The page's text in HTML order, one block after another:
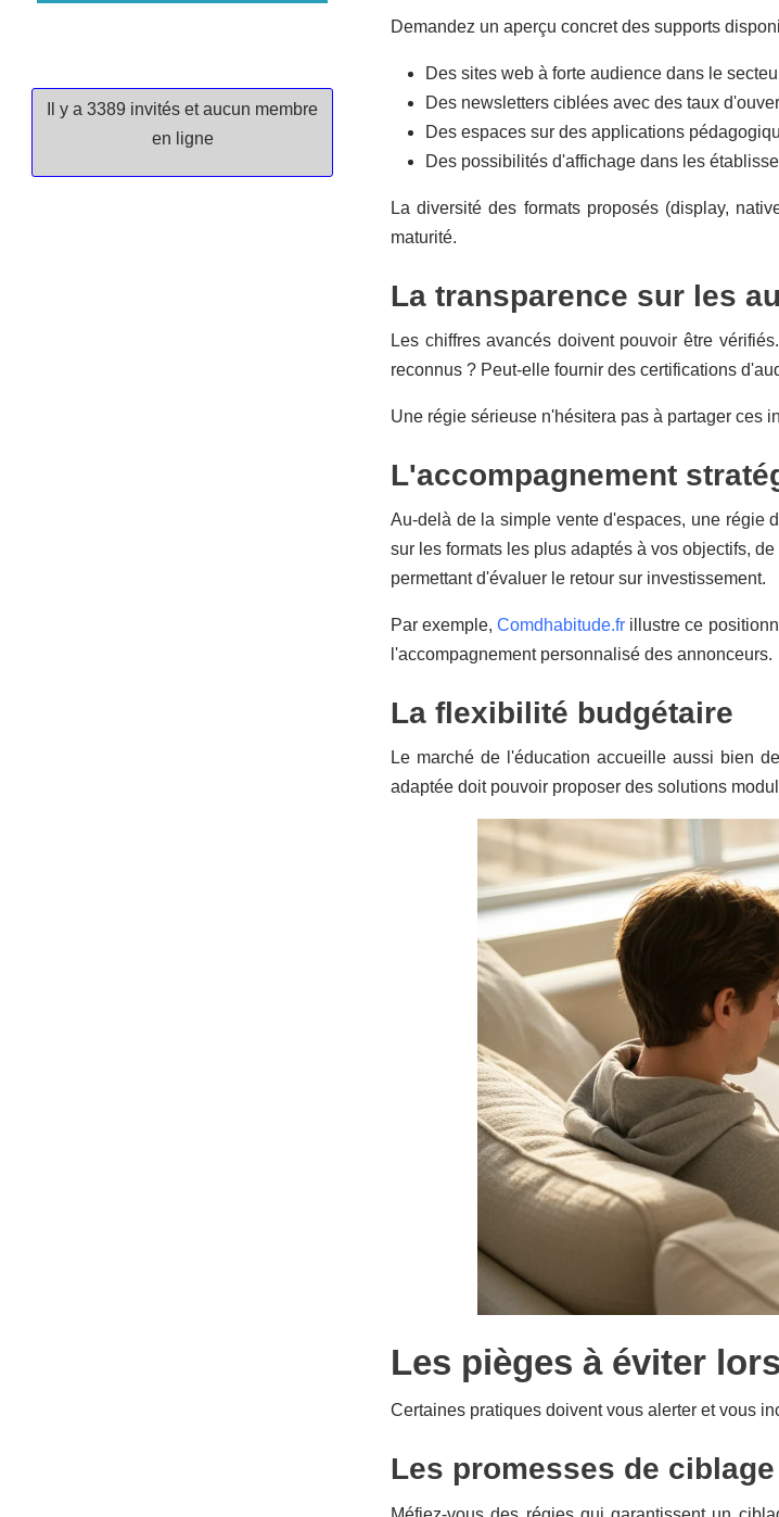
Il y a 3389 invités et aucun membre
en ligne
Demandez un aperçu concret des supports
Des sites web à forte audience dans le
Des newsletters ciblées avec des taux
Des espaces sur des applications
Des possibilités d'affichage dans les
La diversité des formats proposés (display,
maturité.
La transparence sur les
Les chiffres avancés doivent pouvoir être
reconnus ? Peut-elle fournir des certifications
Une régie sérieuse n'hésitera pas à partager ces
L'accompagnement
Au-delà de la simple vente d'espaces, une régie
sur les formats les plus adaptés à vos objectifs,
permettant d'évaluer le retour sur investissement.
Par exemple,Comdhabitude.fr illustre ce
l'accompagnement personnalisé des annonceurs.
La flexibilité budgétaire
Le marché de l'éducation accueille aussi bien
adaptée doit pouvoir proposer des solutions
Les pièges à éviter
Certaines pratiques doivent vous alerter et vous
Les promesses de